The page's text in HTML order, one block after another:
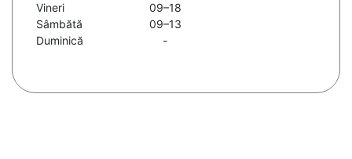
Vineri
09–18
Sâmbătă
09–13
Duminică
-